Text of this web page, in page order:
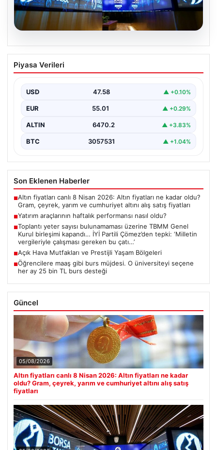
05.08.2026
Yatırım araçlarının haftalık performansı
nasıl oldu?
bazda ortalama yüzde 0,27 değer kaybederken,
altının…
Piyasa Verileri
USD 47.58 ▲ +0.10%
EUR 55.01 ▲ +0.29%
ALTIN 6470.2 ▲ +3.83%
BTC 3057531 ▲ +1.04%
Son Eklenen Haberler
■Altın fiyatları canlı 8 Nisan 2026: Altın fiyatları ne kadar oldu?
Gram, çeyrek, yarım ve cumhuriyet altını alış satış fiyatları
■Yatırım araçlarının haftalık performansı nasıl oldu?
■Toplantı yeter sayısı bulunamaması üzerine TBMM Genel
Kurul birleşimi kapandı… İYİ Partili Çömez’den tepki: ‘Milletin
vergileriyle çalışması gereken bu çatı…’
■Açık Hava Mutfakları ve Prestijli Yaşam Bölgeleri
■Öğrencilere maaş gibi burs müjdesi. O üniversiteyi seçene
her ay 25 bin TL burs desteği
Güncel
05/08/2026
Altın fiyatları canlı 8 Nisan 2026: Altın fiyatları ne kadar
oldu? Gram, çeyrek, yarım ve cumhuriyet altını alış satış
fiyatları